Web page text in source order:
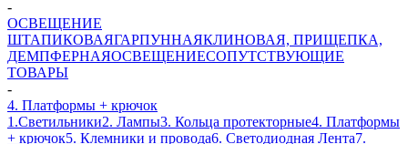
-
ОСВЕЩЕНИЕ
ШТАПИКОВАЯГАРПУННАЯКЛИНОВАЯ, ПРИЩЕПКА,
ДЕМПФЕРНАЯОСВЕЩЕНИЕСОПУТСТВУЮЩИЕ
ТОВАРЫ
-
4. Платформы + крючок
1.Светильники2. Лампы3. Кольца протекторные4. Платформы
+ крючок5. Клемники и провода6. Светодиодная Лента7.